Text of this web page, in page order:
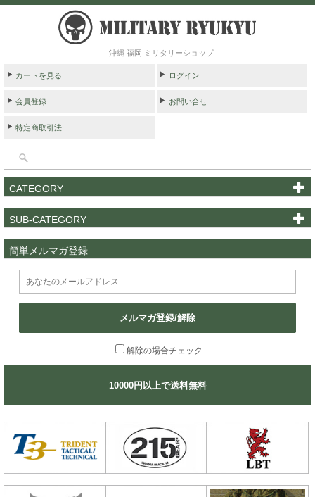
沖縄 福岡 ミリタリーショップ
カートを見る ログイン
会員登録 お問い合せ
特定商取引法
CATEGORY
SUB-CATEGORY
簡単メルマガ登録
メルマガ登録/解除
解除の場合チェック
10000円以上で送料無料